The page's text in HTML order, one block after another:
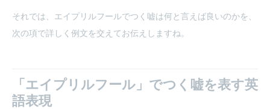
それでは、エイプリルフールでつく嘘は何と言えば良いのかを、
次の項で詳しく例文を交えてお伝えしますね。
「エイプリルフール」でつく嘘を表す英
語表現